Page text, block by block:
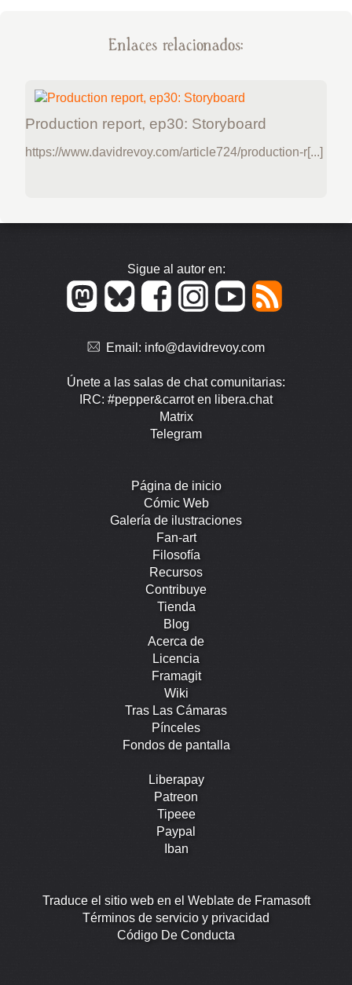
Enlaces relacionados:
Production report, ep30: Storyboard
https://www.davidrevoy.com/article724/production-r[...]
Sigue al autor en:
Email: info@davidrevoy.com
Únete a las salas de chat comunitarias:
IRC: #pepper&carrot en libera.chat
Matrix
Telegram
Página de inicio
Cómic Web
Galería de ilustraciones
Fan-art
Filosofía
Recursos
Contribuye
Tienda
Blog
Acerca de
Licencia
Framagit
Wiki
Tras Las Cámaras
Pínceles
Fondos de pantalla
Liberapay
Patreon
Tipeee
Paypal
Iban
Traduce el sitio web en el Weblate de Framasoft
Términos de servicio y privacidad
Código De Conducta